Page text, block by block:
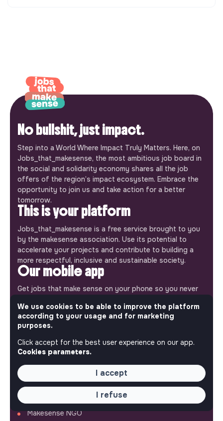
No bullshit, just impact.
Step into a World Where Impact Truly Matters. Here, on
Jobs_that_makesense, the most ambitious job board in
the social and solidarity economy shares all the job
offers of the region’s impact ecosystem. Embrace the
opportunity to join us and take action for a better
tomorrow.
This is your platform
Jobs_that_makesense is a free service brought to you
by the makesense association. Use its potential to
accelerate your projects and contribute to building a
more respectful, inclusive and sustainable society.
Our mobile app
Get jobs that make sense on your phone so you never
iPhone Android
ABOUT
Our mission and impact
Makesense NGO
We use cookies to be able to improve the platform
according to your usage and for marketing
purposes.
Click accept for the best user experience on our app.
Cookies parameters.
I accept
I refuse